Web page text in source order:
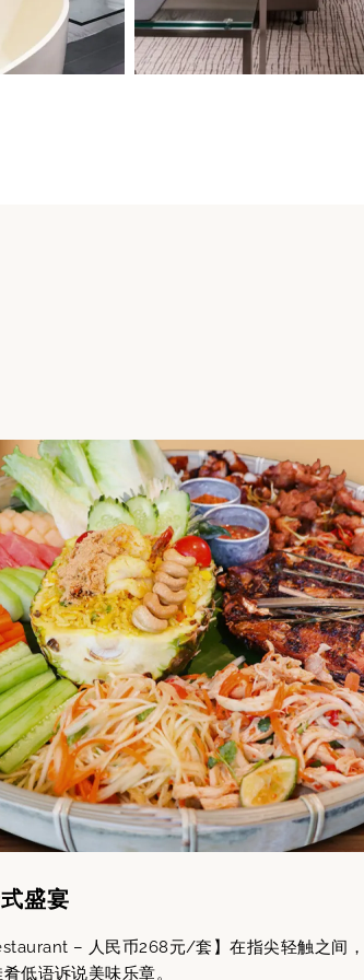
盛宴
– 人民币268元/套】在指尖轻触之间
低语诉说美味乐章。